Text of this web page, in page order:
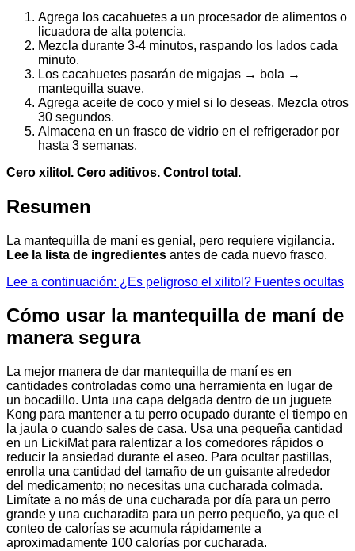
Agrega los cacahuetes a un procesador de alimentos o
licuadora de alta potencia.
Mezcla durante 3-4 minutos, raspando los lados cada
minuto.
Los cacahuetes pasarán de migajas → bola →
mantequilla suave.
Agrega aceite de coco y miel si lo deseas. Mezcla otros
30 segundos.
Almacena en un frasco de vidrio en el refrigerador por
hasta 3 semanas.
Cero xilitol. Cero aditivos. Control total.
Resumen
La mantequilla de maní es genial, pero requiere vigilancia.
Lee la lista de ingredientes antes de cada nuevo frasco.
Lee a continuación: ¿Es peligroso el xilitol? Fuentes ocultas
Cómo usar la mantequilla de maní de
manera segura
La mejor manera de dar mantequilla de maní es en
cantidades controladas como una herramienta en lugar de
un bocadillo. Unta una capa delgada dentro de un juguete
Kong para mantener a tu perro ocupado durante el tiempo en
la jaula o cuando sales de casa. Usa una pequeña cantidad
en un LickiMat para ralentizar a los comedores rápidos o
reducir la ansiedad durante el aseo. Para ocultar pastillas,
enrolla una cantidad del tamaño de un guisante alrededor
del medicamento; no necesitas una cucharada colmada.
Limítate a no más de una cucharada por día para un perro
grande y una cucharadita para un perro pequeño, ya que el
conteo de calorías se acumula rápidamente a
aproximadamente 100 calorías por cucharada.